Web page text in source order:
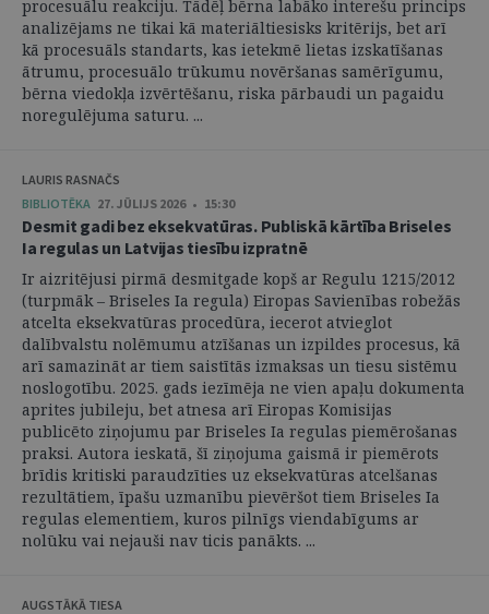
procesuālu reakciju. Tādēļ bērna labāko interešu princips
analizējams ne tikai kā materiāltiesisks kritērijs, bet arī
kā procesuāls standarts, kas ietekmē lietas izskatīšanas
ātrumu, procesuālo trūkumu novēršanas samērīgumu,
bērna viedokļa izvērtēšanu, riska pārbaudi un pagaidu
noregulējuma saturu. ...
LAURIS RASNAČS
BIBLIOTĒKA 27. JŪLIJS 2026 • 15:30
Desmit gadi bez eksekvatūras. Publiskā kārtība Briseles
Ia regulas un Latvijas tiesību izpratnē
Ir aizritējusi pirmā desmitgade kopš ar Regulu 1215/2012
(turpmāk – Briseles Ia regula) Eiropas Savienības robežās
atcelta eksekvatūras procedūra, iecerot atvieglot
dalībvalstu nolēmumu atzīšanas un izpildes procesus, kā
arī samazināt ar tiem saistītās izmaksas un tiesu sistēmu
noslogotību. 2025. gads iezīmēja ne vien apaļu dokumenta
aprites jubileju, bet atnesa arī Eiropas Komisijas
publicēto ziņojumu par Briseles Ia regulas piemērošanas
praksi. Autora ieskatā, šī ziņojuma gaismā ir piemērots
brīdis kritiski paraudzīties uz eksekvatūras atcelšanas
rezultātiem, īpašu uzmanību pievēršot tiem Briseles Ia
regulas elementiem, kuros pilnīgs viendabīgums ar
nolūku vai nejauši nav ticis panākts. ...
AUGSTĀKĀ TIESA